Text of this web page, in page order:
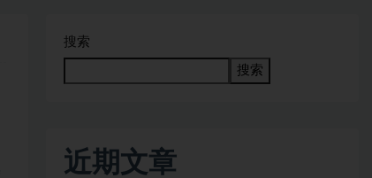
搜索
搜索
近期文章